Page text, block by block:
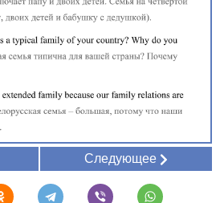
Следующее